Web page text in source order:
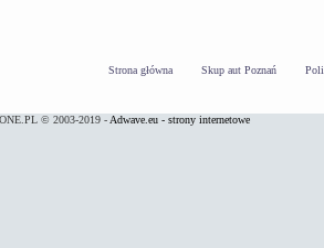
Strona główna Skup aut Poznań
© 2003-2019 - Adwave.eu - strony internetowe